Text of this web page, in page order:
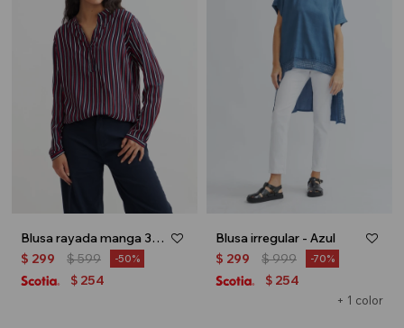
Blusa rayada manga 3/4 - Azul marino
$ 299 $599 50
$ 254
Blusa irregular - Azul
+ 1 color
$ 299 $999 70
$ 254